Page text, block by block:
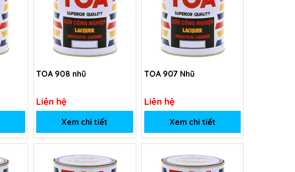
TOA 908 nhũ
Liên hệ
Xem chi tiết
TOA 907 Nhũ
Liên hệ
Xem chi tiết